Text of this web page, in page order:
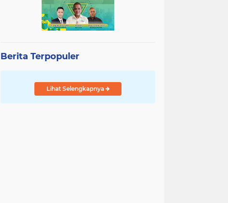
Berita Terpopuler
Lihat Selengkapnya